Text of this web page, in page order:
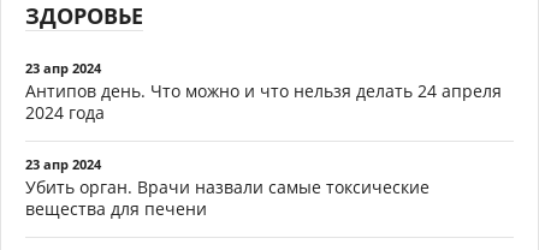
ЗДОРОВЬЕ
23 апр 2024
Антипов день. Что можно и что нельзя делать 24 апреля
2024 года
23 апр 2024
Убить орган. Врачи назвали самые токсические
вещества для печени